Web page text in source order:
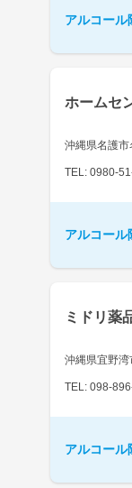
アルコール
ホームセ
沖縄県名護市
TEL: 0980-
アルコール
ミドリ薬
沖縄県宜野湾
TEL: 098-
アルコール